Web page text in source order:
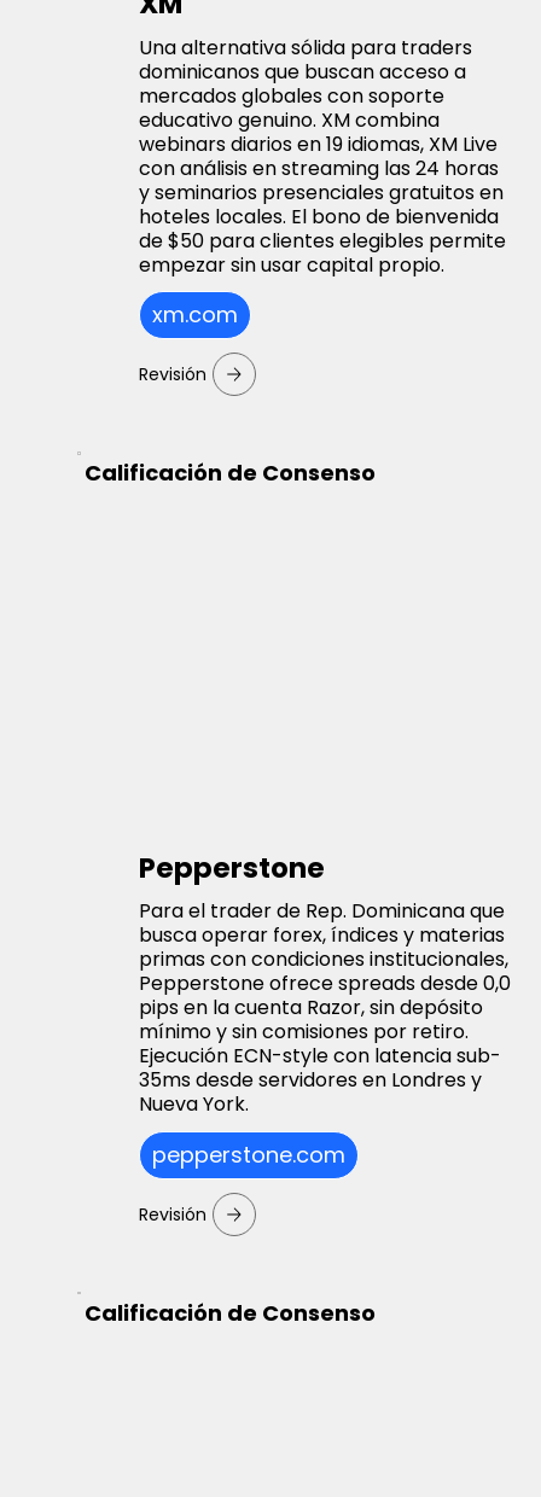
Una alternativa sólida para traders
dominicanos que buscan acceso a
mercados globales con soporte
educativo genuino. XM combina
webinars diarios en 19 idiomas, XM Live
con análisis en streaming las 24 horas
y seminarios presenciales gratuitos en
hoteles locales. El bono de bienvenida
de $50 para clientes elegibles permite
empezar sin usar capital propio.
xm.com
Revisión
Calificación de Consenso
Pepperstone
Para el trader de Rep. Dominicana que
busca operar forex, índices y materias
primas con condiciones institucionales,
Pepperstone ofrece spreads desde 0,0
pips en la cuenta Razor, sin depósito
mínimo y sin comisiones por retiro.
Ejecución ECN-style con latencia sub-
35ms desde servidores en Londres y
Nueva York.
pepperstone.com
Revisión
Calificación de Consenso